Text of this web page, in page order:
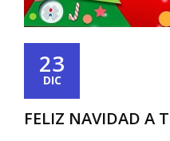
23
DIC
FELIZ NAVIDAD A